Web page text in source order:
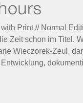
Print // Normal
Zeit schon im Titel.
Wieczorek-Zeul,